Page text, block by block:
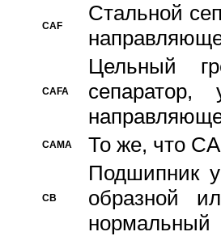
CAF
Стальной
CAFA
Цельный
CAMA То же, что
CB
Подшипник
образной
нормальный